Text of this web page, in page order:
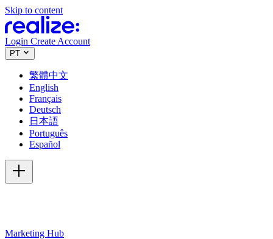
Skip to content
Login Create Account
PT
繁體中文
English
Français
Deutsch
日本語
Português
Español
Marketing Hub